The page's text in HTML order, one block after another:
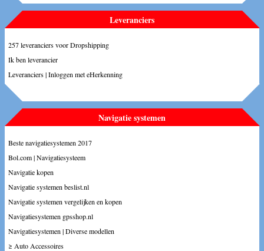
Leveranciers
257 leveranciers voor Dropshipping
Ik ben leverancier
Leveranciers | Inloggen met eHerkenning
Navigatie systemen
Beste navigatiesystemen 2017
Bol.com | Navigatiesysteem
Navigatie kopen
Navigatie systemen beslist.nl
Navigatie systemen vergelijken en kopen
Navigatiesystemen gpsshop.nl
Navigatiesystemen | Diverse modellen
≥ Auto Accessoires